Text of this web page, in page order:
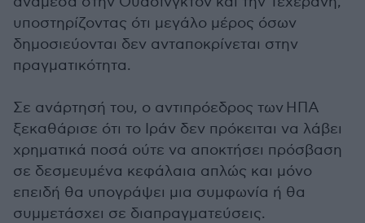
υποστηρίζοντας ότι μεγάλο μέρος όσων
δημοσιεύονται δεν ανταποκρίνεται στην
πραγματικότητα.
Σε ανάρτησή του, ο αντιπρόεδρος των ΗΠΑ
ξεκαθάρισε ότι το Ιράν δεν πρόκειται να λάβει
χρηματικά ποσά ούτε να αποκτήσει πρόσβαση
σε δεσμευμένα κεφάλαια απλώς και μόνο
επειδή θα υπογράψει μια συμφωνία ή θα
συμμετάσχει σε διαπραγματεύσεις.